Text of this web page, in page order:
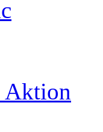
Aktion